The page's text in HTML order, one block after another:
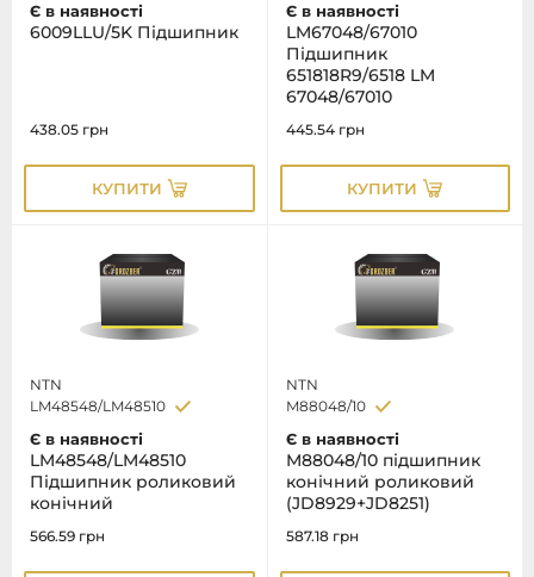
Є в наявності
6009LLU/5K Підшипник
438.05 грн
КУПИТИ
Є в наявності
LM67048/67010
Підшипник
651818R9/6518 LM
67048/67010
445.54 грн
КУПИТИ
NTN
LM48548/LM48510
Є в наявності
LM48548/LM48510
Підшипник роликовий
конічний
566.59 грн
NTN
M88048/10
Є в наявності
M88048/10 підшипник
конічний роликовий
(JD8929+JD8251)
587.18 грн